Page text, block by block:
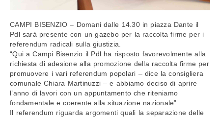
CAMPI BISENZIO – Domani dalle 14.30 in piazza Dante il
Pdl sarà presente con un gazebo per la raccolta firme per i
referendum radicali sulla giustizia.
“Qui a Campi Bisenzio il Pdl ha risposto favorevolmente alla
richiesta di adesione alla promozione della raccolta firme per
promuovere i vari referendum popolari – dice la consigliera
comunale Chiara Martinuzzi – e abbiamo deciso di aprire
l’anno di lavori con un appuntamento che riteniamo
fondamentale e coerente alla situazione nazionale”.
Il referendum riguarda argomenti quali la separazione delle